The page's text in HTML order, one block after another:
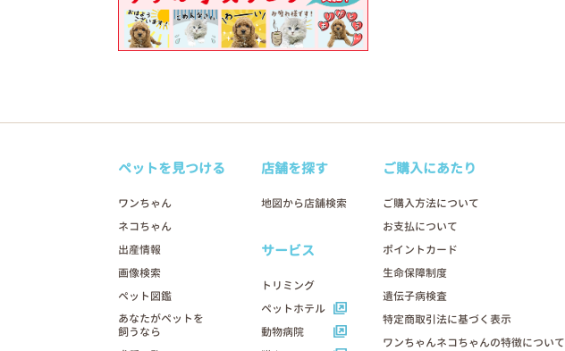
ペットを見つける
ワンちゃん
ネコちゃん
出産情報
画像検索
ペット図鑑
あなたがペットを
飼うなら
店舗を探す
地図から店舗検索
サービス
トリミング
ペットホテル
動物病院
ご購入にあたり
ご購入方法について
お支払について
ポイントカード
生命保障制度
遺伝子病検査
特定商取引法に基づく表示
ワンちゃんネコちゃんの特徴について